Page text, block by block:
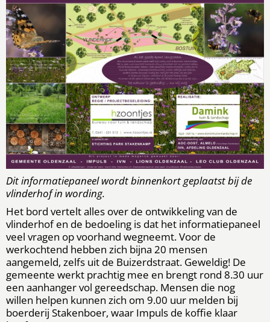
Dit informatiepaneel wordt binnenkort geplaatst bij de
vlinderhof in wording.
Het bord vertelt alles over de ontwikkeling van de
vlinderhof en de bedoeling is dat het informatiepaneel
veel vragen op voorhand wegneemt. Voor de
werkochtend hebben zich bijna 20 mensen
aangemeld, zelfs uit de Buizerdstraat. Geweldig! De
gemeente werkt prachtig mee en brengt rond 8.30 uur
een aanhanger vol gereedschap. Mensen die nog
willen helpen kunnen zich om 9.00 uur melden bij
boerderij Stakenboer, waar Impuls de koffie klaar